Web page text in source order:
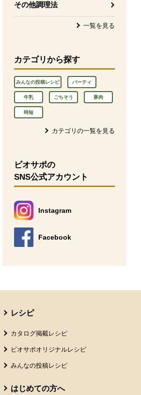
その他調理法
一覧を見る
カテゴリから探す
みんなの投稿レシピ パーティ
牛乳 ごちそう 豚肉
時短
カテゴリの一覧を見る
ビオサポの
SNS公式アカウント
Instagram
別のウィンドウで開きます。
Facebook
別のウィンドウで開きます。
レシピ
カタログ掲載レシピ
ビオサポオリジナルレシピ
みんなの投稿レシピ
はじめての方へ